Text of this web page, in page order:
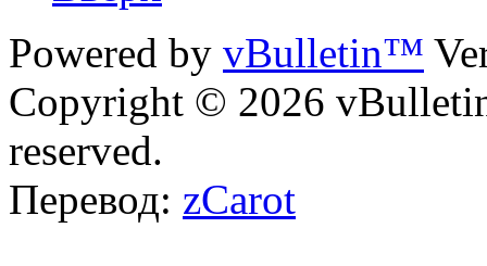
Powered by vBulletin™
Copyright © 2026
reserved.
Перевод: zCarot